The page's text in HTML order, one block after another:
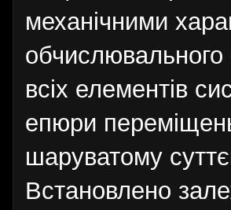
механічними
всіх елементів
епюри
шаруватому
Встановлено